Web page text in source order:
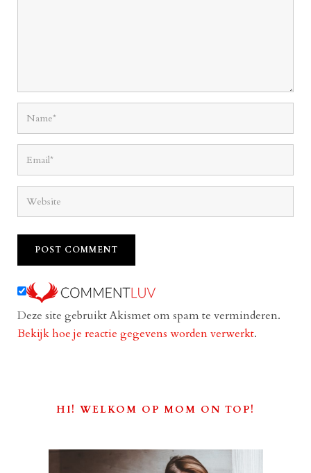
Deze site gebruikt Akismet om spam te verminderen.
Bekijk hoe je reactie gegevens worden verwerkt.
HI! WELKOM OP MOM ON TOP!